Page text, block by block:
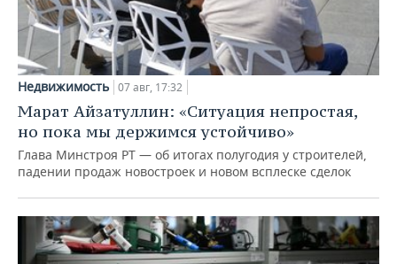
Недвижимость 07 авг, 17:32
Марат Айзатуллин: «Ситуация непростая,
но пока мы держимся устойчиво»
Глава Минстроя РТ — об итогах полугодия у строителей,
падении продаж новостроек и новом всплеске сделок